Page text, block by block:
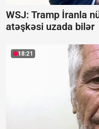
WSJ: Tramp İranla
atəşkəsi uzada bilər
18:21